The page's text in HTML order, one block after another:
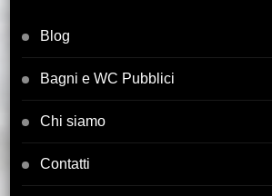
Blog
Bagni e WC Pubblici
Chi siamo
Contatti